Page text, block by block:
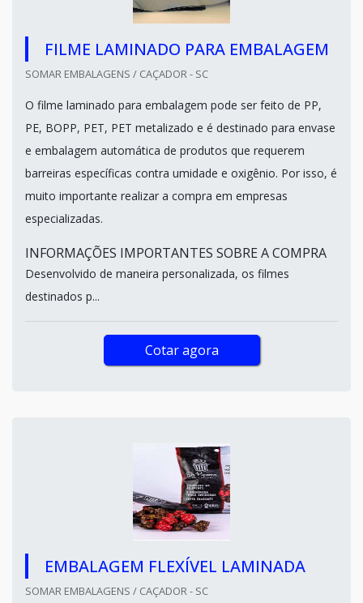
FILME LAMINADO PARA EMBALAGEM
SOMAR EMBALAGENS / CAÇADOR - SC
O filme laminado para embalagem pode ser feito de PP,
PE, BOPP, PET, PET metalizado e é destinado para envase
e embalagem automática de produtos que requerem
barreiras específicas contra umidade e oxigênio. Por isso, é
muito importante realizar a compra em empresas
especializadas.
INFORMAÇÕES IMPORTANTES SOBRE A COMPRA
Desenvolvido de maneira personalizada, os filmes
destinados p...
Cotar agora
EMBALAGEM FLEXÍVEL LAMINADA
SOMAR EMBALAGENS / CAÇADOR - SC